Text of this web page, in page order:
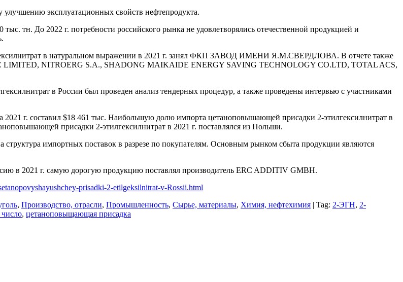
улучшению эксплуатационных свойств нефтепродукта.
тн. До 2022 г. потребности российского рынка не удовлетворялись отечественной продукцией и
в натуральном выражении в 2021 г. занял ФКП ЗАВОД ИМЕНИ Я.М.СВЕРДЛОВА. В отчете также
LIMITED, NITROERG S.A., SHADONG MAIKAIDE ENERGY SAVING TECHNOLOGY CO.LTD, TOTAL ACS,
в России был проведен анализ тендерных процедур, а также проведены интервью с участниками
г. составил $18 461 тыс. Наибольшую долю импорта цетаноповышающей присадки 2-этилгексилнитрат в
присадки 2-этилгексилнитрат в 2021 г. поставлялся из Польши.
импортных поставок в разрезе по покупателям. Основным рынком сбыта продукции являются
в 2021 г. самую дорогую продукцию поставлял производитель ERC ADDITIV GMBH.
prisadki-2-etilgeksilnitrat-v-Rossii.html
, Производство, отрасли, Промышленность, Сырье, материалы, Химия, нефтехимия | Tag: 2-ЭГН, 2-
число, цетаноповыщающая присадка